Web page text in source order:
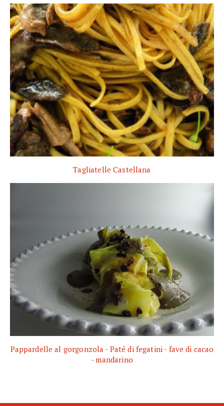
Tagliatelle Castellana
Pappardelle al gorgonzola - Paté di fegatini - fave di cacao
- mandarino